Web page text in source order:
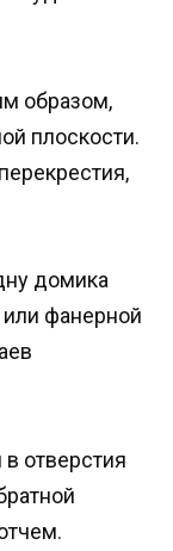
образом,
плоскости.
домика
фанерной
отверстия